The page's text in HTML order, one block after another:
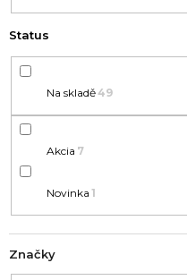
U
K
T
Ů
Na skladě49
Akcia 7
Novinka 1
Značky
A
J
Í
T